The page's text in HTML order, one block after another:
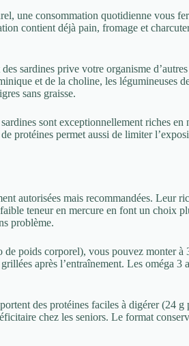
une consommation quotidienne vous
contient déjà pain, fromage et
sardines prive votre organisme
et de la choline, les légumineuses
sans graisse.
sont exceptionnellement riches
protéines permet aussi de limiter
autorisées mais recommandées. Leur
teneur en mercure en font un choix
problème.
de poids corporel), vous pouvez monter à
après l’entraînement. Les oméga 3
des protéines faciles à digérer (24
chez les seniors. Le format